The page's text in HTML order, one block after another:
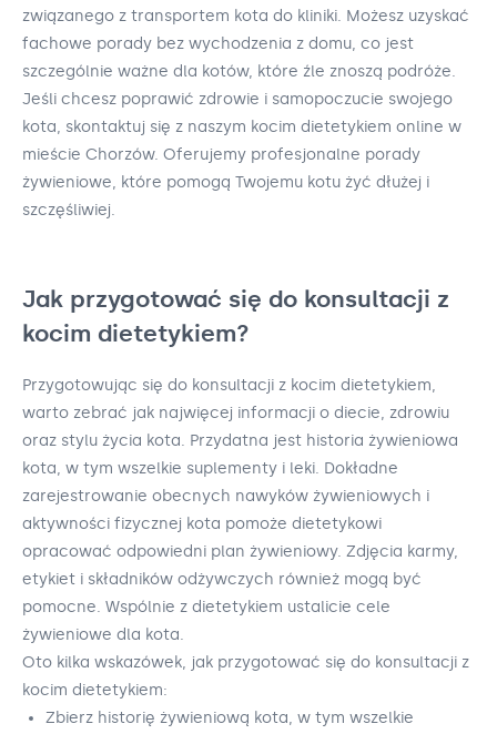
związanego z transportem kota do kliniki. Możesz uzyskać
fachowe porady bez wychodzenia z domu, co jest
szczególnie ważne dla kotów, które źle znoszą podróże.
Jeśli chcesz poprawić zdrowie i samopoczucie swojego
kota, skontaktuj się z naszym kocim dietetykiem online w
mieście Chorzów. Oferujemy profesjonalne porady
żywieniowe, które pomogą Twojemu kotu żyć dłużej i
szczęśliwiej.
Jak przygotować się do konsultacji z
kocim dietetykiem?
Przygotowując się do konsultacji z kocim dietetykiem,
warto zebrać jak najwięcej informacji o diecie, zdrowiu
oraz stylu życia kota. Przydatna jest historia żywieniowa
kota, w tym wszelkie suplementy i leki. Dokładne
zarejestrowanie obecnych nawyków żywieniowych i
aktywności fizycznej kota pomoże dietetykowi
opracować odpowiedni plan żywieniowy. Zdjęcia karmy,
etykiet i składników odżywczych również mogą być
pomocne. Wspólnie z dietetykiem ustalicie cele
żywieniowe dla kota.
Oto kilka wskazówek, jak przygotować się do konsultacji z
kocim dietetykiem:
Zbierz historię żywieniową kota, w tym wszelkie